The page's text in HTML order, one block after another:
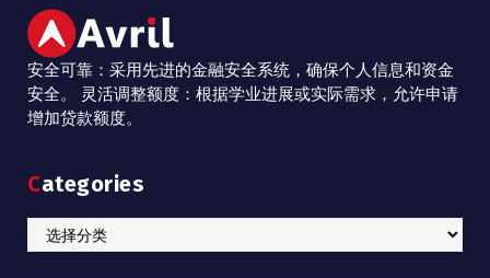
安全可靠：采用先进的金融安全系统，确保个人信息和资金
安全。 灵活调整额度：根据学业进展或实际需求，允许申请
增加贷款额度。
Categories
Categories